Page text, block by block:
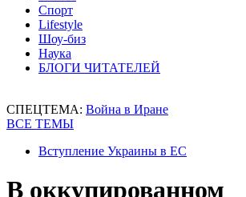
Спорт
Lifestyle
Шоу-биз
Наука
БЛОГИ ЧИТАТЕЛЕЙ
СПЕЦТЕМА: Война в Иране
ВСЕ ТЕМЫ
Вступление Украины в ЕС
В оккупированном